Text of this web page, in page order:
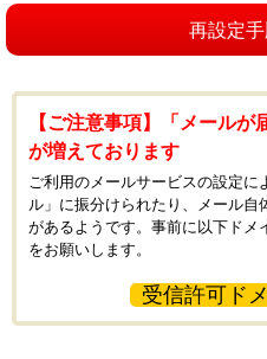
再設定
【ご注意事項】「メール
が増えております
ご利用のメールサービスの設定に
ル」に振分けられたり、メール自
があるようです。事前に以下ドメ
をお願いします。
受信許可ド